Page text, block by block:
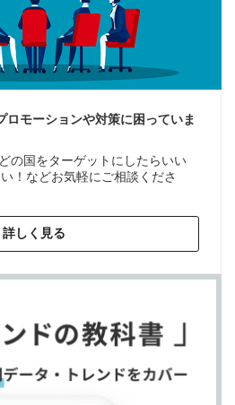
ロモーションや対策に困っていま
の国をターゲットにしたらいい
！などお気軽にご相談くださ
詳しく見る